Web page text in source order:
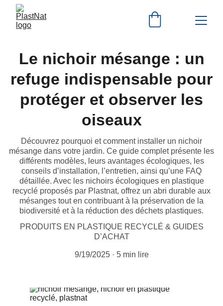
Le nichoir mésange : un
refuge indispensable pour
protéger et observer les
oiseaux
Découvrez pourquoi et comment installer un nichoir
mésange dans votre jardin. Ce guide complet présente les
différents modèles, leurs avantages écologiques, les
conseils d’installation, l’entretien, ainsi qu’une FAQ
détaillée. Avec les nichoirs écologiques en plastique
recyclé proposés par Plastnat, offrez un abri durable aux
mésanges tout en contribuant à la préservation de la
biodiversité et à la réduction des déchets plastiques.
PRODUITS EN PLASTIQUE RECYCLÉ & GUIDES
D’ACHAT
9/19/2025 5 min lire